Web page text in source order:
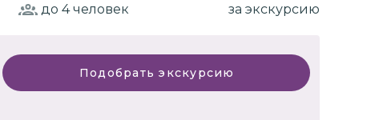
до 4человек за экскурсию
Подобрать экскурсию